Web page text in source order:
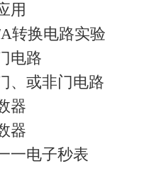
用
转换电路实验
电路
、或非门电路
器
器
一电子秒表